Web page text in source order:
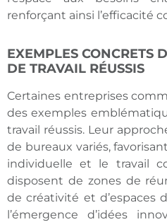
renforçant ainsi l’efficacité
EXEMPLES CONCRETS
DE TRAVAIL RÉUSSIS
Certaines entreprises
des exemples
travail réussis. Leur
de bureaux variés,
individuelle et le travail
disposent de zones de
de créativité et d’espaces
l’émergence d’idées